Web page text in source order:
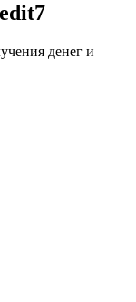
денег и